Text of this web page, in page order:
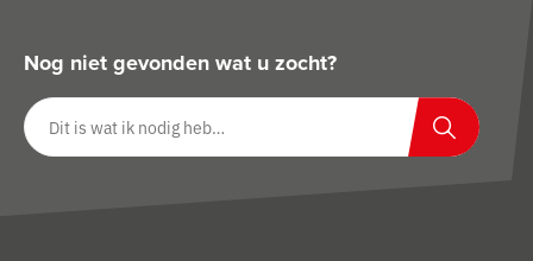
Nog niet gevonden wat u zocht?
Zoeken op website
Zoeken